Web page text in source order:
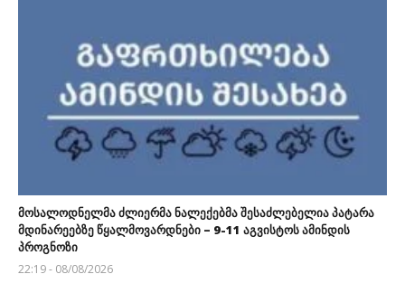
მოსალოდნელმა ძლიერმა ნალექებმა შესაძლებელია პატარა
მდინარეებზე წყალმოვარდნები – 9-11 აგვისტოს ამინდის
პროგნოზი
22:19 - 08/08/2026